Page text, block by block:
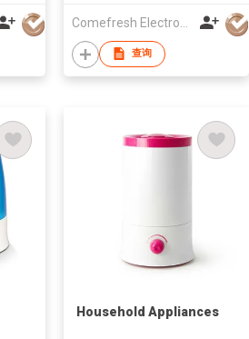
查询
Household Appliances